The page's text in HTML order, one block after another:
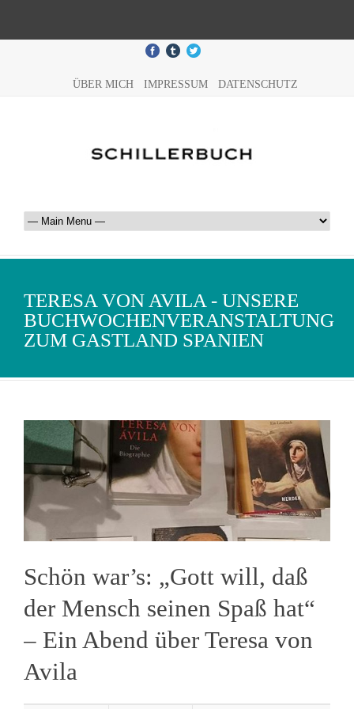
ÜBER MICH IMPRESSUM DATENSCHUTZ
TERESA VON AVILA - UNSERE
BUCHWOCHENVERANSTALTUNG
ZUM GASTLAND SPANIEN
Schön war’s: „Gott will, daß
der Mensch seinen Spaß hat“
– Ein Abend über Teresa von
Avila